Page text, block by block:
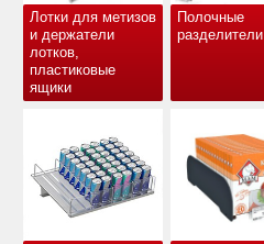
Лотки для метизов
и держатели
лотков,
пластиковые
ящики
Полочные
разделители